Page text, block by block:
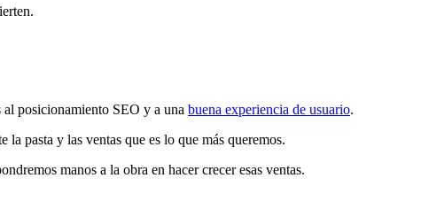
al posicionamiento SEO y a una buena experiencia de usuario.
pasta y las ventas que es lo que más queremos.
manos a la obra en hacer crecer esas ventas.